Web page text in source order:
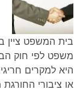
בית המשפט ציין
משפט לפי חוק
היא למקרים
או ציבורי